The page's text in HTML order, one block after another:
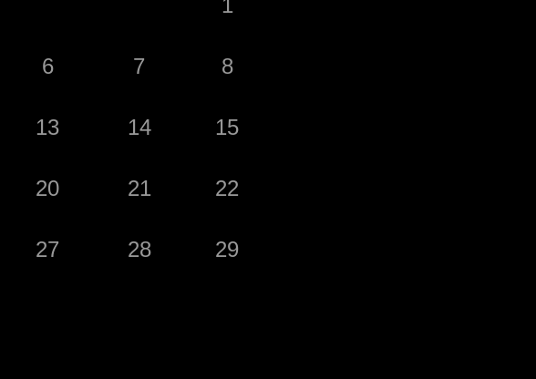
1
6 7 8
13 14 15
20 21 22
27 28 29